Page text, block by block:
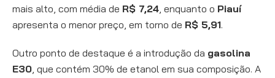
mais alto, com média de R$ 7,24, enquanto o Piauí
apresenta o menor preço, em torno de R$ 5,91.
Outro ponto de destaque é a introdução da gasolina
E30, que contém 30% de etanol em sua composição. A